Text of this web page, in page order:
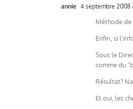
annie 4 septembre 2008
Méthode de
Enfin, si
Sous le
comme du
Résultat?
Et oui, les